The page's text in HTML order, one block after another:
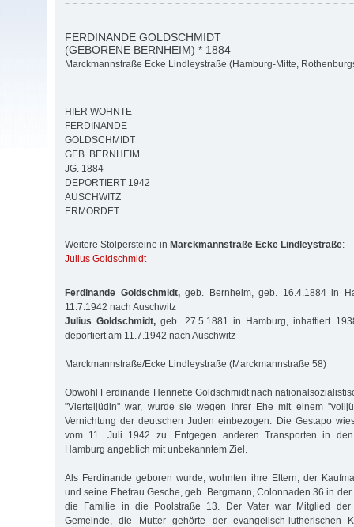
FERDINANDE GOLDSCHMIDT
(GEBORENE BERNHEIM) * 1884
Marckmannstraße Ecke Lindleystraße (Hamburg-Mitte,
HIER WOHNTE
FERDINANDE
GOLDSCHMIDT
GEB. BERNHEIM
JG. 1884
DEPORTIERT 1942
AUSCHWITZ
ERMORDET
Weitere Stolpersteine in Marckmannstraße Ecke Lindleystraße:
Julius Goldschmidt
Ferdinande Goldschmidt,geb. Bernheim, geb. 16.4.1884 in
11.7.1942 nach Auschwitz
Julius Goldschmidt, geb. 27.5.1881 in Hamburg, inhaftiert
deportiert am 11.7.1942 nach Auschwitz
Marckmannstraße/Ecke Lindleystraße (Marckmannstraße 58)
Obwohl Ferdinande Henriette Goldschmidt nach
"Vierteljüdin" war, wurde sie wegen ihrer Ehe mit einem
Vernichtung der deutschen Juden einbezogen. Die Gestapo
vom 11. Juli 1942 zu. Entgegen anderen Transporten in
Hamburg angeblich mit unbekanntem Ziel.
Als Ferdinande geboren wurde, wohnten ihre Eltern, der
und seine Ehefrau Gesche, geb. Bergmann, Colonnaden 36 in der
die Familie in die Poolstraße 13. Der Vater war Mitglied der
Gemeinde, die Mutter gehörte der evangelisch-lutherischen